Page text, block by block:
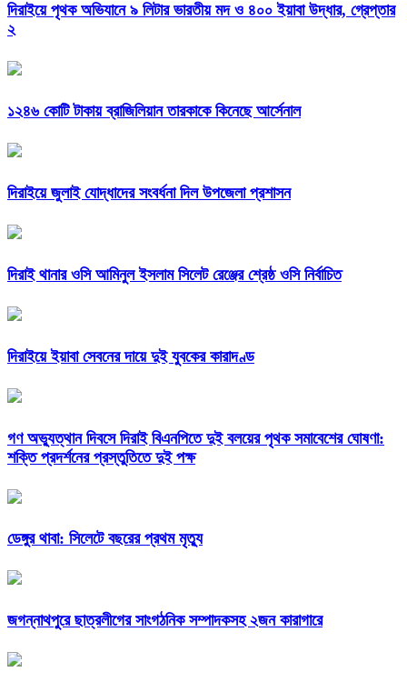
দিরাইয়ে পৃথক অভিযানে ৯ লিটার ভারতীয় মদ ও ৪০০ ইয়াবা উদ্ধার, গ্রেপ্তার
২
১২৪৬ কোটি টাকায় ব্রাজিলিয়ান তারকাকে কিনেছে আর্সেনাল
দিরাইয়ে জুলাই যোদ্ধাদের সংবর্ধনা দিল উপজেলা প্রশাসন
দিরাই থানার ওসি আমিনুল ইসলাম সিলেট রেঞ্জের শ্রেষ্ঠ ওসি নির্বাচিত
দিরাইয়ে ইয়াবা সেবনের দায়ে দুই যুবকের কারাদণ্ড
গণ অভ্যুত্থান দিবসে দিরাই বিএনপিতে দুই বলয়ের পৃথক সমাবেশের ঘোষণা:
শক্তি প্রদর্শনের প্রস্তুতিতে দুই পক্ষ
ডেঙ্গুর থাবা: সিলেটে বছরের প্রথম মৃত্যু
জগন্নাথপুরে ছাত্রলীগের সাংগঠনিক সম্পাদকসহ ২জন কারাগারে